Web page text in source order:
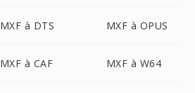
MXF à DTS MXF à OPUS
MXF à CAF MXF à W64